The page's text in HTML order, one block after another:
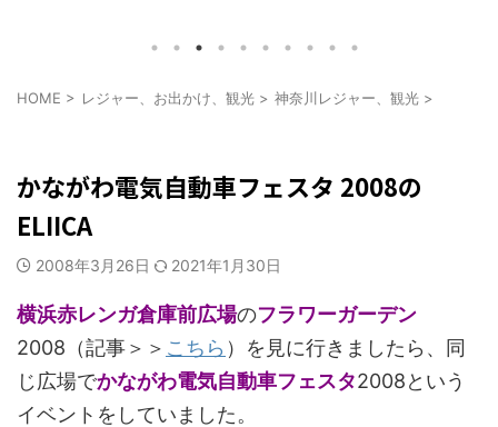
HOME > レジャー、お出かけ、観光 > 神奈川レジャー、観光 >
かながわ電気自動車フェスタ 2008の
ELIICA
2008年3月26日 2021年1月30日
横浜赤レンガ倉庫前広場のフラワーガーデン
2008（記事＞＞ こちら ）を見に行きましたら、同
じ広場でかながわ電気自動車フェスタ2008という
イベントをしていました。